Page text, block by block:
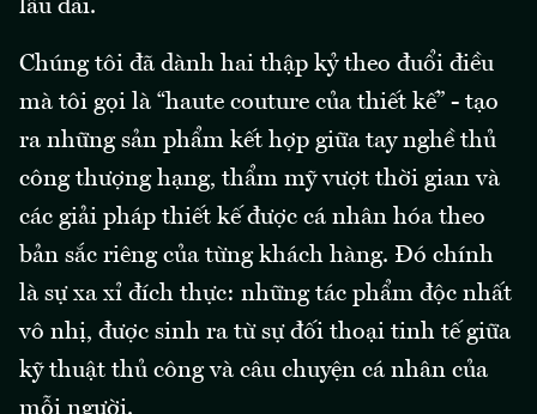
lâu dài.
Chúng tôi đã dành hai thập kỷ theo đuổi điều
mà tôi gọi là “haute couture của thiết kế” - tạo
ra những sản phẩm kết hợp giữa tay nghề thủ
công thượng hạng, thẩm mỹ vượt thời gian và
các giải pháp thiết kế được cá nhân hóa theo
bản sắc riêng của từng khách hàng. Đó chính
là sự xa xỉ đích thực: những tác phẩm độc nhất
vô nhị, được sinh ra từ sự đối thoại tinh tế giữa
kỹ thuật thủ công và câu chuyện cá nhân của